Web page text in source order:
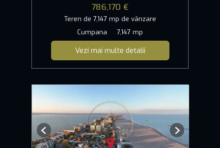
786,170 €
Teren de 7,147 mp de vânzare
Cumpana
7,147 mp
Vezi mai multe detalii
Previous Next